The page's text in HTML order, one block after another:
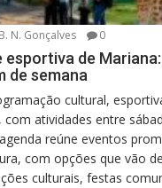
N. Gonçalves 0
esportiva de
de semana
cultural,
atividades entre
reúne eventos
com opções que vão
culturais, festas